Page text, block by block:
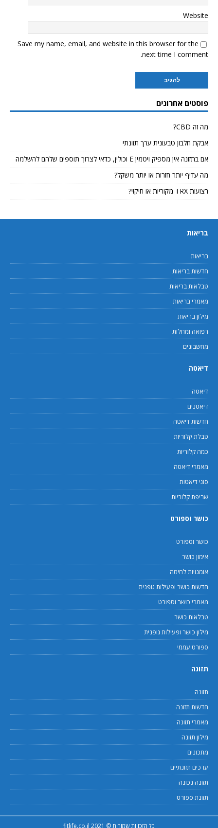
Website
Save my name, email, and website in this browser for the
next time I comment.
פוסטים אחרונים
מה זה CBD?
אבקת חלבון טבעונית ערך תזונתי
אם בתזונה אין מספיק ויטמין E וכולין, כדאי לצרוך תוספים שלהם להשלמה
מה עדיף יותר חזרות או יותר משקל?
רצועות TRX מקוריות או חיקוי?
בריאות
בריאות
חדשות בריאות
טבלאות בריאות
מאמרי בריאות
מילון בריאות
רפואה ומחלות
מחשבונים
דיאטה
דיאטה
דיאטנים
חדשות דיאטה
טבלת קלוריות
כמה קלוריות
מאמרי דיאטה
סוגי דיאטות
שריפת קלוריות
כושר וספורט
כושר וספורט
אימון כושר
אומנויות לחימה
חדשות כושר ופעילות גופנית
מאמרי כושר וספורט
טבלאות כושר
מילון כושר ופעילות גופנית
ספורט עממי
תזונה
תזונה
חדשות תזונה
מאמרי תזונה
מילון תזונה
מתכונים
ערכים תזונתיים
תזונה נכונה
תזונת ספורט
כל הזכויות שמורות © 2021 fitlife.co.il